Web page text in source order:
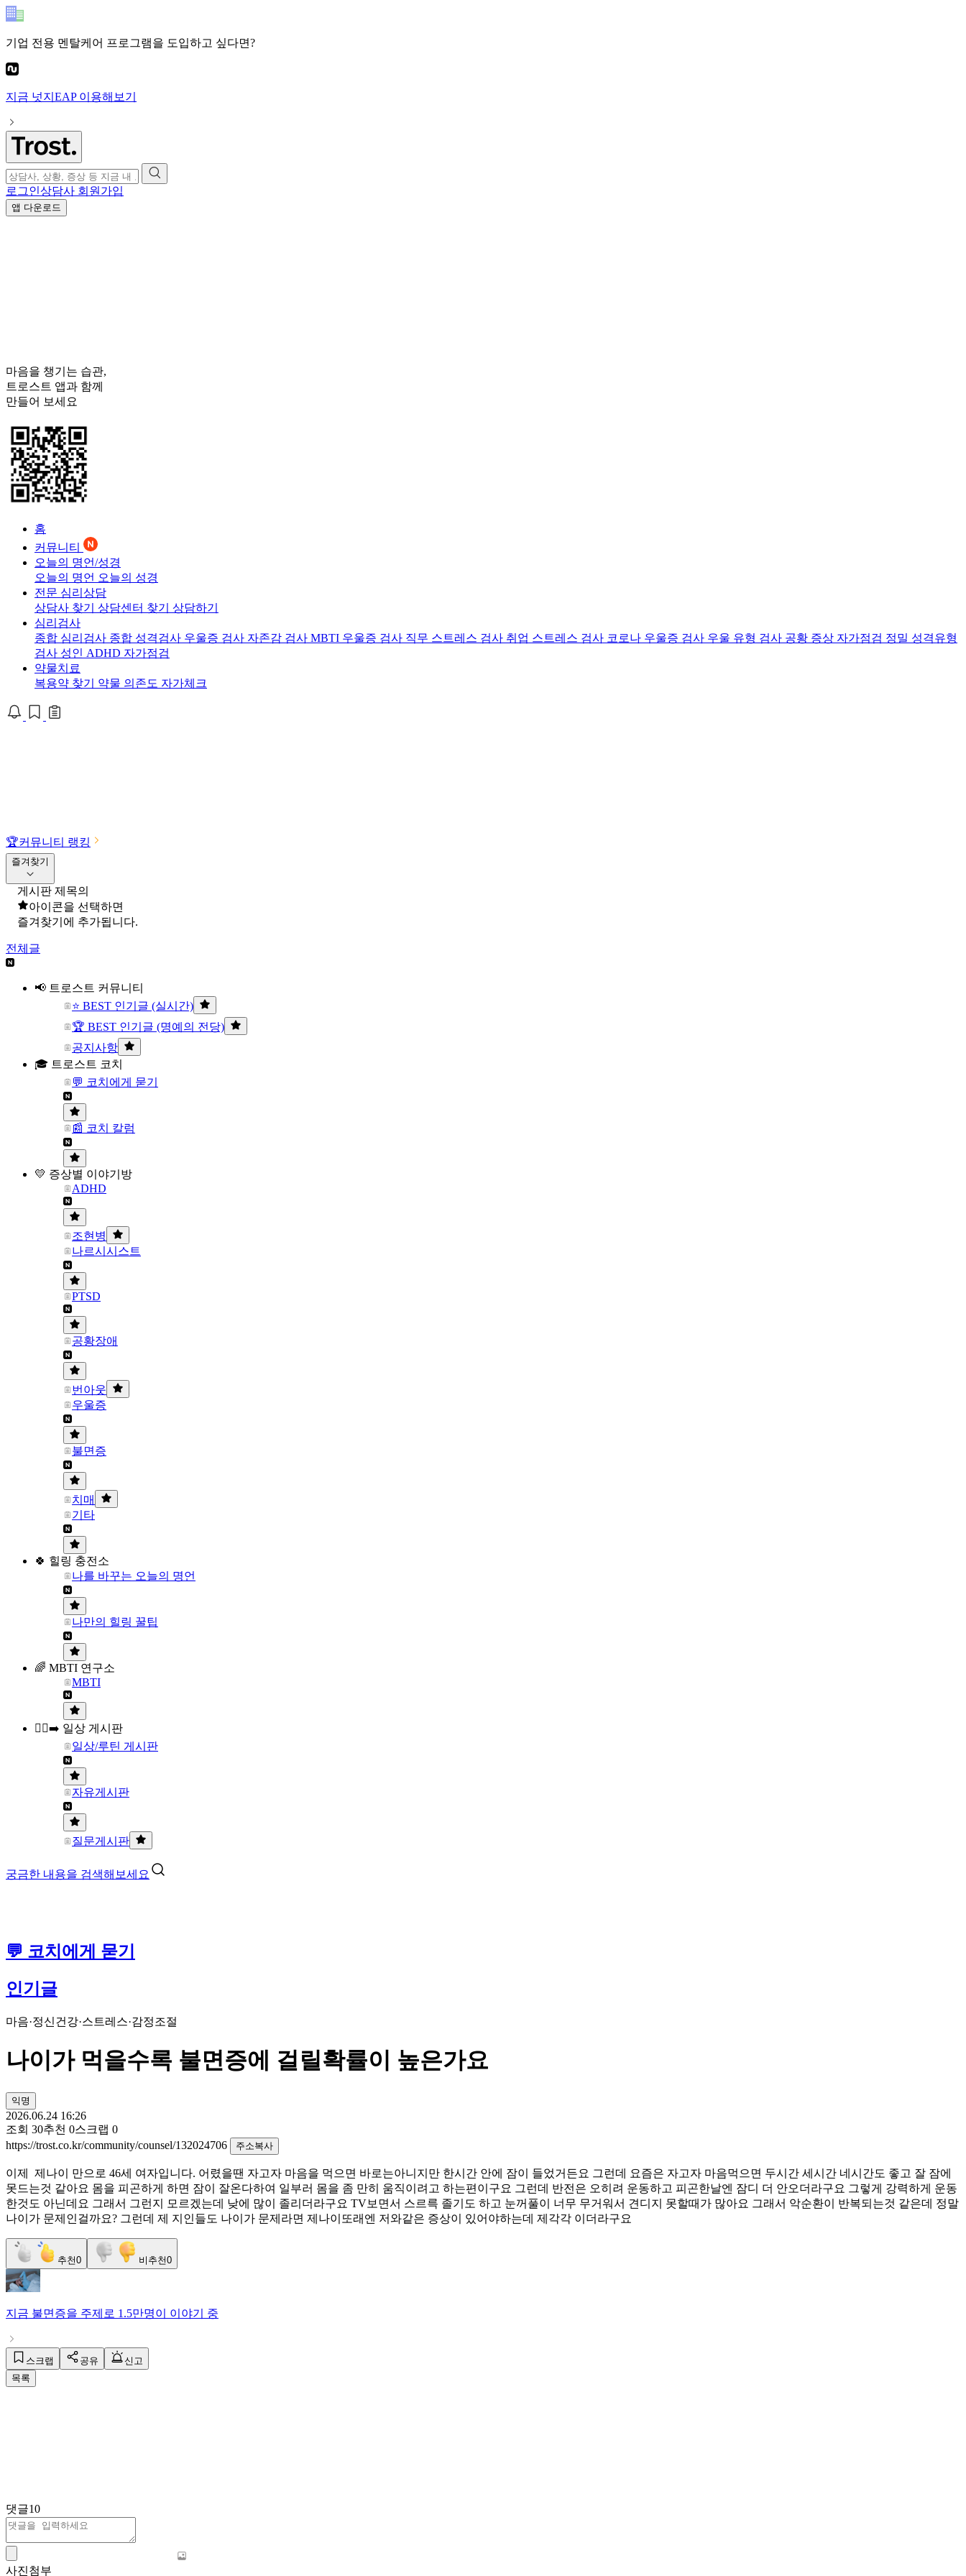
기업 전용 멘탈케어 프로그램을 도입하고 싶다면?
지금 넛지EAP이용해보기
로그인상담사 회원가입
앱 다운로드
마음을 챙기는 습관,
트로스트 앱과 함께
만들어 보세요
홈
커뮤니티
오늘의 명언/성경
오늘의 명언 오늘의 성경
전문 심리상담
상담사 찾기 상담센터 찾기 상담하기
심리검사
종합 심리검사 종합 성격검사 우울증 검사 자존감 검사 MBTI 우울증 검사 직무 스트레스 검사 취업 스트레스 검사 코로나 우울증 검사 우울 유형 검사 공황 증상 자가점검 정밀 성격유형
검사 성인 ADHD 자가점검
약물치료
복용약 찾기 약물 의존도 자가체크
🏆커뮤니티 랭킹
즐겨찾기
게시판 제목의
아이콘을 선택하면
즐겨찾기에 추가됩니다.
전체글
📢 트로스트 커뮤니티
⭐ BEST 인기글 (실시간)
🏆 BEST 인기글 (명예의 전당)
공지사항
🎓 트로스트 코치
💬 코치에게 묻기
📰 코치 칼럼
💛 증상별 이야기방
ADHD
조현병
나르시시스트
PTSD
공황장애
번아웃
우울증
불면증
치매
기타
🍀 힐링 충전소
나를 바꾸는 오늘의 명언
나만의 힐링 꿀팁
🌈 MBTI 연구소
MBTI
🏃‍♀️‍➡️ 일상 게시판
일상/루틴 게시판
자유게시판
질문게시판
궁금한 내용을 검색해보세요
💬 코치에게 묻기
인기글
마음·정신건강·스트레스·감정조절
나이가 먹을수록 불면증에 걸릴확률이 높은가요
익명
2026.06.24 16:26
조회 30추천 0스크랩 0
https://trost.co.kr/community/counsel/132024706
주소복사
이제 제나이 만으로 46세 여자입니다. 어렸을땐 자고자 마음을 먹으면 바로는아니지만 한시간 안에 잠이 들었거든요 그런데 요즘은 자고자 마음먹으면 두시간 세시간 네시간도 좋고 잘 잠에
못드는것 같아요 몸을 피곤하게 하면 잠이 잘온다하여 일부러 몸을 좀 만히 움직이려고 하는편이구요 그런데 반전은 오히려 운동하고 피곤한날엔 잠디 더 안오더라구요 그렇게 강력하게 운동
한것도 아닌데요 그래서 그런지 모르겠는데 낮에 많이 졸리더라구요 TV보면서 스르륵 졸기도 하고 눈꺼풀이 너무 무거워서 견디지 못할때가 많아요 그래서 악순환이 반복되는것 같은데 정말
나이가 문제인걸까요? 그런데 제 지인들도 나이가 문제라면 제나이또래엔 저와같은 증상이 있어야하는데 제각각 이더라구요
추천0 비추천0
지금 불면증을 주제로 1.5만명이 이야기 중
스크랩 공유
신고
목록
댓글10
사진첨부